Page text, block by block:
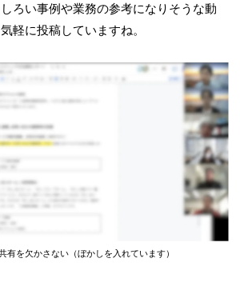
ろい事例や業務の参考になりそうな動
軽に投稿していますね。
有を欠かさない（ぼかしを入れています）